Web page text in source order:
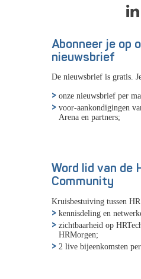
Abonneer je op
nieuwsbrief
De nieuwsbrief is gratis.
onze nieuwsbrief per
voor-aankondigingen
Arena en partners;
Word lid van de
Community
Kruisbestuiving tussen
kennisdeling en
zichtbaarheid op
HRMorgen;
2 live bijeenkomsten